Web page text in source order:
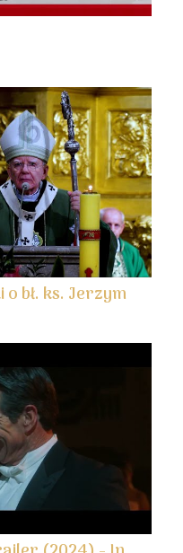
bł. ks. Jerzym